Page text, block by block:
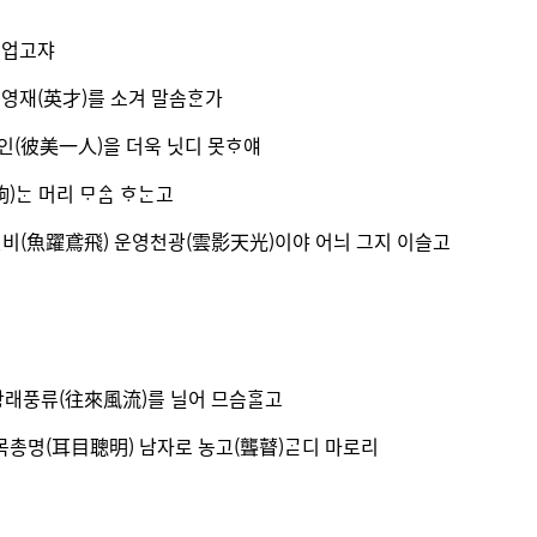
고쟈
(英才)를 소겨 말솜ᄒᆞᆫ가
彼美一人)을 더욱 닛디 못ᄒᆞ얘
리 ᄆᆞᅀᆞᆷ ᄒᆞᄂᆞᆫ고
비(魚躍鳶飛) 운영천광(雲影天光)이야 어늬 그지 이슬고
류(往來風流)를 닐어 므슴ᄒᆞᆯ고
명(耳目聰明) 남자로 농고(聾瞽)ᄀᆞᆮ디 마로리